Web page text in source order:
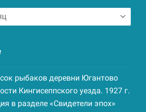
рыбаков деревни Югантово
Кингисеппского уезда. 1927 г.
в разделе «Свидетели эпох»